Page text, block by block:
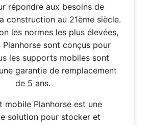
répondre aux besoins de
construction au 21ème siècle.
les normes les plus élevées,
sont conçus pour
les supports mobiles sont
garantie de remplacement
de 5 ans.
mobile Planhorse est une
solution pour stocker et